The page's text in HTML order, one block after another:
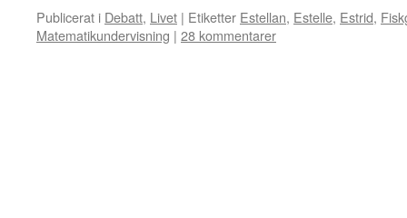
Publicerat i Debatt, Livet | Etiketter Estellan, Estelle, Estrid,
Matematikundervisning | 28 kommentarer